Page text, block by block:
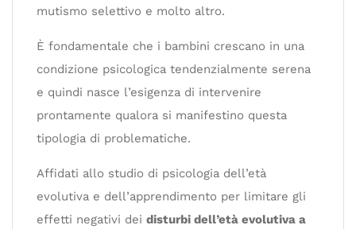
mutismo selettivo e molto altro.
È fondamentale che i bambini crescano in una
condizione psicologica tendenzialmente serena
e quindi nasce l’esigenza di intervenire
prontamente qualora si manifestino questa
tipologia di problematiche.
Affidati allo studio di psicologia dell’età
evolutiva e dell’apprendimento per limitare gli
effetti negativi dei disturbi dell’età evolutiva a